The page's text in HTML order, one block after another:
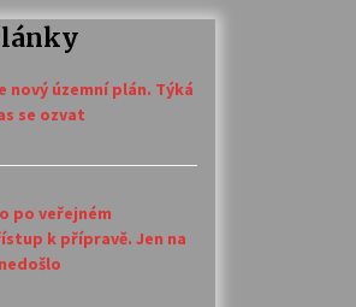
nový územní plán. Týká
se ozvat
po veřejném
k přípravě. Jen na